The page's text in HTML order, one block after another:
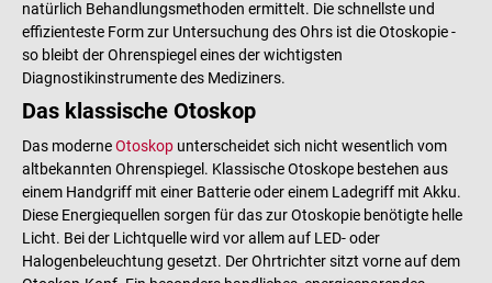
natürlich Behandlungsmethoden ermittelt. Die schnellste und
effizienteste Form zur Untersuchung des Ohrs ist die Otoskopie -
so bleibt der Ohrenspiegel eines der wichtigsten
Diagnostikinstrumente des Mediziners.
Das klassische Otoskop
Das moderneOtoskop unterscheidet sich nicht wesentlich vom
altbekannten Ohrenspiegel. Klassische Otoskope bestehen aus
einem Handgriff mit einer Batterie oder einem Ladegriff mit Akku.
Diese Energiequellen sorgen für das zur Otoskopie benötigte helle
Licht. Bei der Lichtquelle wird vor allem auf LED- oder
Halogenbeleuchtung gesetzt. Der Ohrtrichter sitzt vorne auf dem